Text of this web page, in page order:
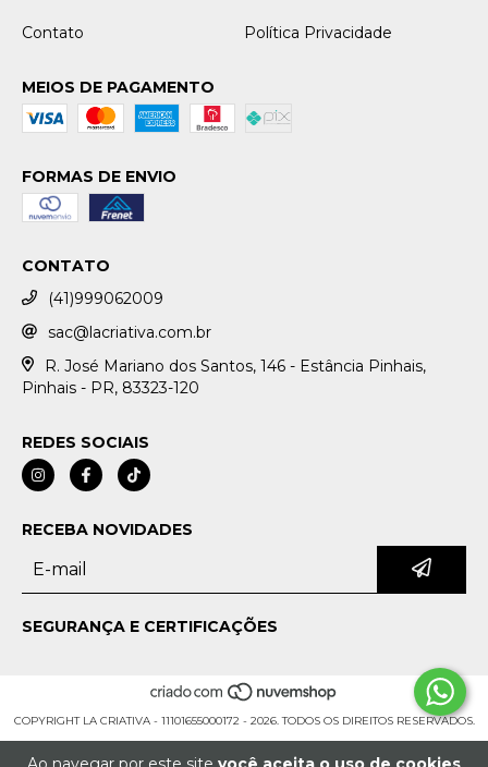
Contato Política Privacidade
MEIOS DE PAGAMENTO
FORMAS DE ENVIO
CONTATO
(41)999062009
sac@lacriativa.com.br
R. José Mariano dos Santos, 146 - Estância Pinhais,
Pinhais - PR, 83323-120
REDES SOCIAIS
RECEBA NOVIDADES
SEGURANÇA E CERTIFICAÇÕES
COPYRIGHT LA CRIATIVA - 11101655000172 - 2026. TODOS OS DIREITOS RESERVADOS.